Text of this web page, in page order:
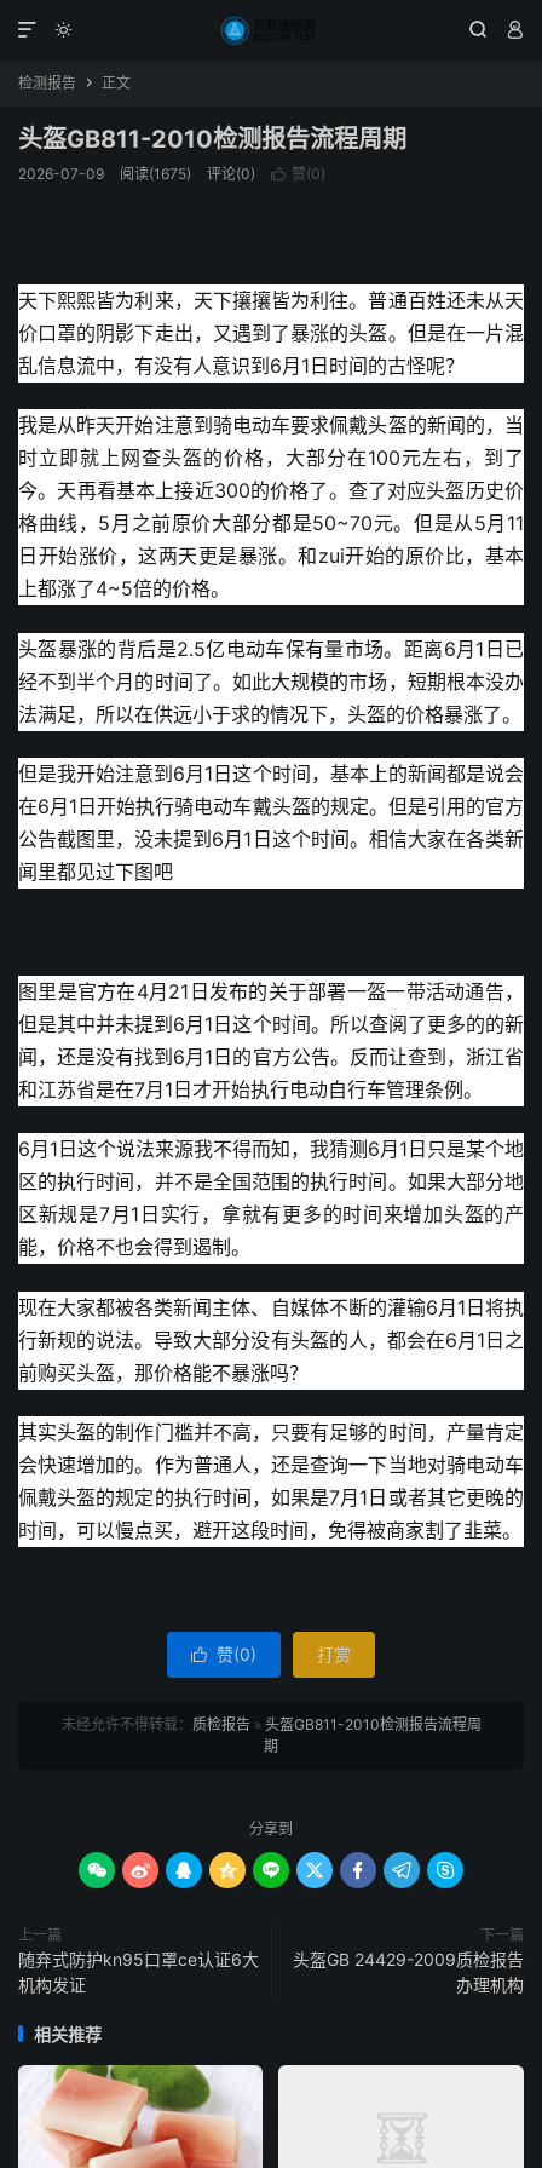
  

检测报告  正文
头盔GB811-2010检测报告流程周期
2026-07-09 阅读(1675) 评论(0)  赞(0)
天下熙熙皆为利来，天下攘攘皆为利往。普通百姓还未从天
价口罩的阴影下走出，又遇到了暴涨的头盔。但是在一片混
乱信息流中，有没有人意识到6月1日时间的古怪呢？
我是从昨天开始注意到骑电动车要求佩戴头盔的新闻的，当
时立即就上网查头盔的价格，大部分在100元左右，到了
今。天再看基本上接近300的价格了。查了对应头盔历史价
格曲线，5月之前原价大部分都是50~70元。但是从5月11
日开始涨价，这两天更是暴涨。和zui开始的原价比，基本
上都涨了4~5倍的价格。
头盔暴涨的背后是2.5亿电动车保有量市场。距离6月1日已
经不到半个月的时间了。如此大规模的市场，短期根本没办
法满足，所以在供远小于求的情况下，头盔的价格暴涨了。
但是我开始注意到6月1日这个时间，基本上的新闻都是说会
在6月1日开始执行骑电动车戴头盔的规定。但是引用的官方
公告截图里，没未提到6月1日这个时间。相信大家在各类新
闻里都见过下图吧
图里是官方在4月21日发布的关于部署一盔一带活动通告，
但是其中并未提到6月1日这个时间。所以查阅了更多的的新
闻，还是没有找到6月1日的官方公告。反而让查到，浙江省
和江苏省是在7月1日才开始执行电动自行车管理条例。
6月1日这个说法来源我不得而知，我猜测6月1日只是某个地
区的执行时间，并不是全国范围的执行时间。如果大部分地
区新规是7月1日实行，拿就有更多的时间来增加头盔的产
能，价格不也会得到遏制。
现在大家都被各类新闻主体、自媒体不断的灌输6月1日将执
行新规的说法。导致大部分没有头盔的人，都会在6月1日之
前购买头盔，那价格能不暴涨吗？
其实头盔的制作门槛并不高，只要有足够的时间，产量肯定
会快速增加的。作为普通人，还是查询一下当地对骑电动车
佩戴头盔的规定的执行时间，如果是7月1日或者其它更晚的
时间，可以慢点买，避开这段时间，免得被商家割了韭菜。
 赞(0) 打赏
未经允许不得转载： 质检报告» 头盔GB811-2010检测报告流程周
期
分享到
        
上一篇
随弃式防护kn95口罩ce认证6大
机构发证
下一篇
头盔GB 24429-2009质检报告
办理机构
相关推荐